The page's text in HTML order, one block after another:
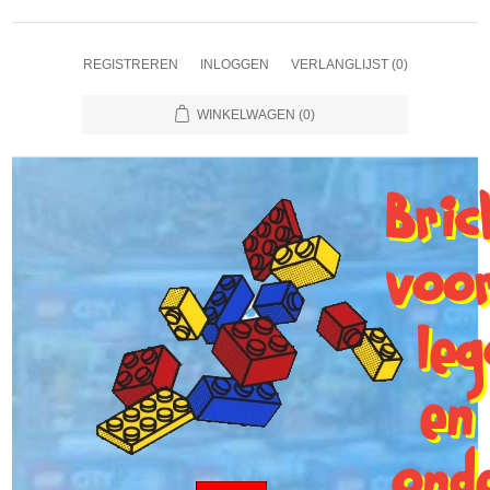
REGISTREREN INLOGGEN VERLANGLIJST (0)
WINKELWAGEN (0)